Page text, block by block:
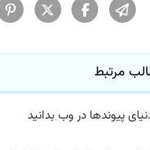
مرتبط
پیوندها در وب بدانید